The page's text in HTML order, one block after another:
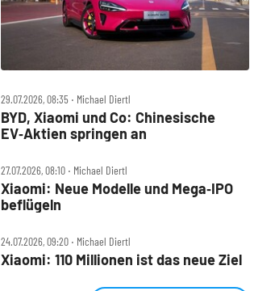
29.07.2026, 08:35 ‧ Michael Diertl
BYD, Xiaomi und Co: Chinesische
EV‑Aktien springen an
27.07.2026, 08:10 ‧ Michael Diertl
Xiaomi: Neue Modelle und Mega‑IPO
beflügeln
24.07.2026, 09:20 ‧ Michael Diertl
Xiaomi: 110 Millionen ist das neue Ziel